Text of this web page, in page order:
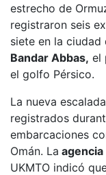
estrecho de
registraron seis
siete en la ciudad
Bandar Abbas, el
el golfo Pérsico.
La nueva
registrados
embarcaciones
Omán. La
UKMTO indicó